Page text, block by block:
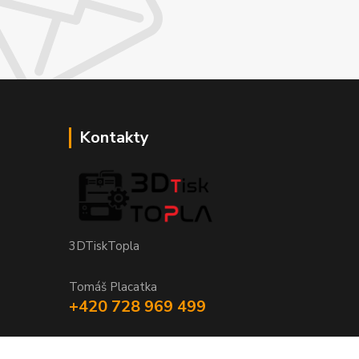
Kontakty
3DTiskTopla
Tomáš Placatka
+420 728 969 499